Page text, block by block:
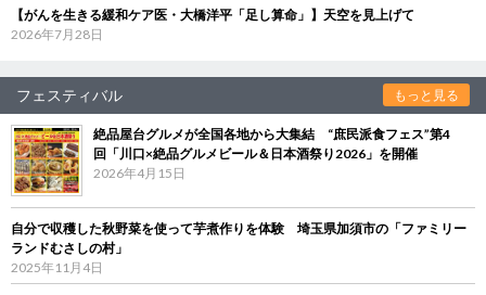
【がんを生きる緩和ケア医・大橋洋平「足し算命」】天空を見上げて
2026年7月28日
フェスティバル もっと見る
絶品屋台グルメが全国各地から大集結 “庶民派食フェス”第4
回「川口×絶品グルメビール＆日本酒祭り2026」を開催
2026年4月15日
自分で収穫した秋野菜を使って芋煮作りを体験 埼玉県加須市の「ファミリー
ランドむさしの村」
2025年11月4日